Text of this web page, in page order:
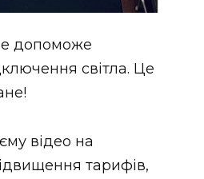
допоможе
світла. Це
відео на
тарифів,